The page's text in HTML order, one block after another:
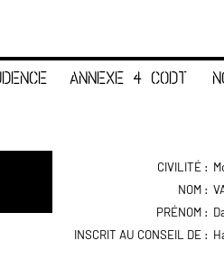
ANNEXE 4 CODT
CIVILITÉ :
NOM :
PRÉNOM :
INSCRIT AU CONSEIL DE :